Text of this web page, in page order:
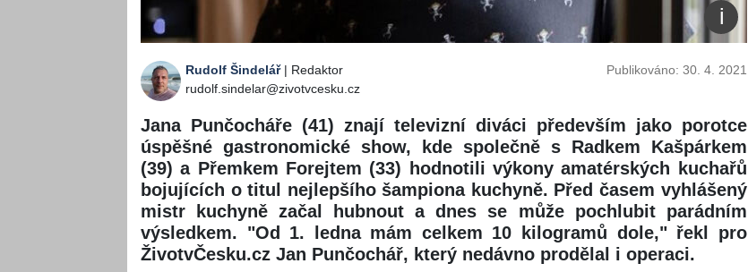
Rudolf Šindelář| Redaktor
rudolf.sindelar@zivotvcesku.cz
Publikováno: 30. 4. 2021
Jana Punčocháře (41) znají televizní diváci především jako porotce
úspěšné gastronomické show, kde společně s Radkem Kašpárkem
(39) a Přemkem Forejtem (33) hodnotili výkony amatérských kuchařů
bojujících o titul nejlepšího šampiona kuchyně. Před časem vyhlášený
mistr kuchyně začal hubnout a dnes se může pochlubit parádním
výsledkem. "Od 1. ledna mám celkem 10 kilogramů dole," řekl pro
ŽivotvČesku.cz Jan Punčochář, který nedávno prodělal i operaci.